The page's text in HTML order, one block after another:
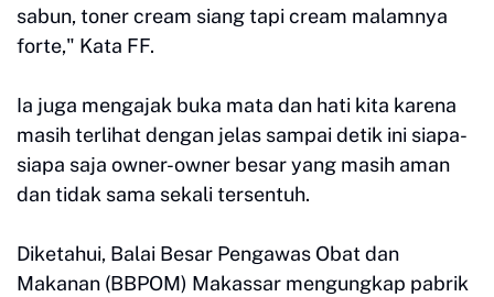
sabun, toner cream siang tapi cream malamnya
forte," Kata FF.
Ia juga mengajak buka mata dan hati kita karena
masih terlihat dengan jelas sampai detik ini siapa-
siapa saja owner-owner besar yang masih aman
dan tidak sama sekali tersentuh.
Diketahui, Balai Besar Pengawas Obat dan
Makanan (BBPOM) Makassar mengungkap pabrik